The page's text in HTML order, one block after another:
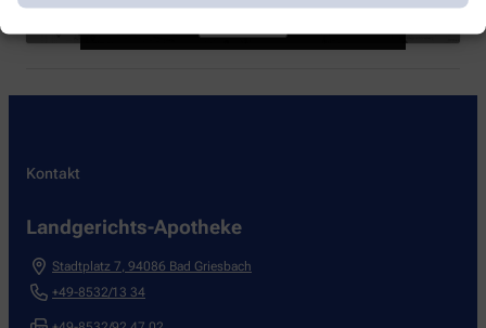
Kontakt
Landgerichts-Apotheke
Stadtplatz 7 94086 Bad Griesbach
+49-8532/13 34